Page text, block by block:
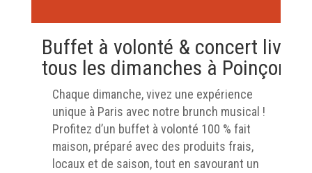
Buffet à volonté & concert live
tous les dimanches à Poinçon
Chaque dimanche, vivez une expérience
unique à Paris avec notre brunch musical !
Profitez d’un buffet à volonté 100 % fait
maison, préparé avec des produits frais,
locaux et de saison, tout en savourant un